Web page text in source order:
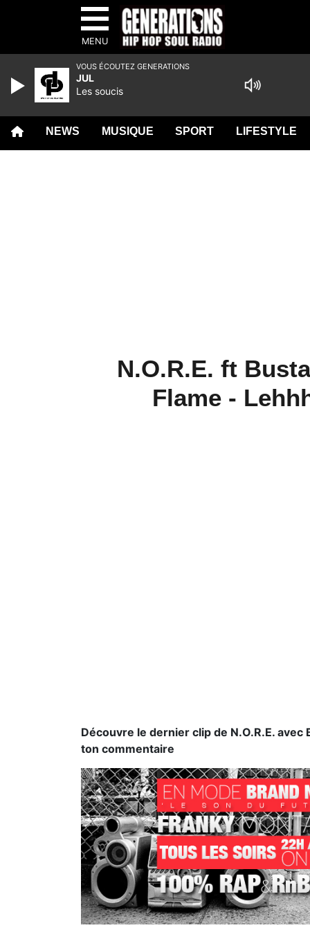
MENU
NEWS MUSIQUE SPORT LIFESTYLE
N.O.R.E. ft
Flame -
Découvre le dernier clip de N.O.R.E. avec
ton commentaire
VOUS ÉCOUTEZ GENERATIONS
JUL
Les soucis